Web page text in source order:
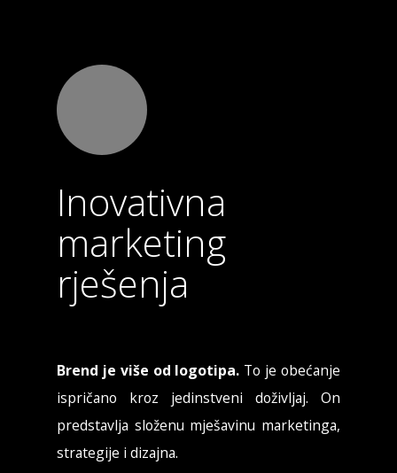
Inovativna
marketing
rješenja
Brend je više od logotipa. To je obećanje
ispričano kroz jedinstveni doživljaj. On
predstavlja složenu mješavinu marketinga,
strategije i dizajna.